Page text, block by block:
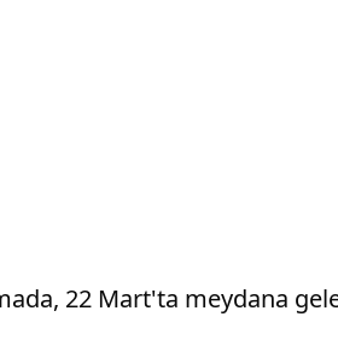
22 Mart'ta meydana